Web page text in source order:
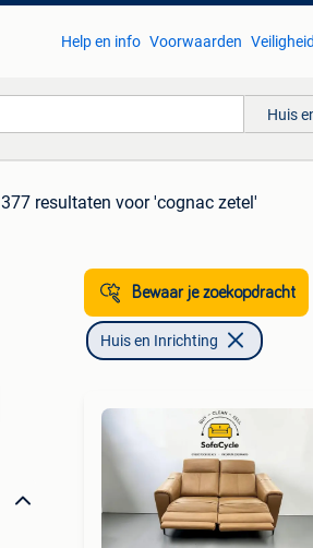
Help en info Voorwaarden
Huis
377 resultaten voor 'cognac zetel'
Bewaar je zoekopdracht
Huis en Inrichting